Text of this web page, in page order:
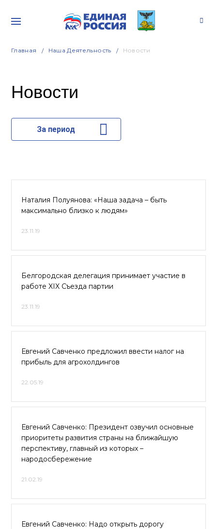
Главная Наша Деятельность Новости
Новости
За период
Наталия Полуянова: «Наша задача – быть
максимально близко к людям»
23.11.19
Белгородская делегация принимает участие в
работе XIX Съезда партии
23.11.19
Евгений Савченко предложил ввести налог на
прибыль для агрохолдингов
22.05.19
Евгений Савченко: Президент озвучил основные
приоритеты развития страны на ближайшую
перспективу, главный из которых –
народосбережение
21.02.19
Евгений Савченко: Надо открыть дорогу